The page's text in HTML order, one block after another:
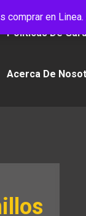
comprar en
Políticas De
Acerca De